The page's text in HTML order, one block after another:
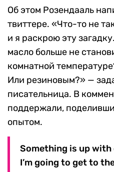
Об этом Розендааль
твиттере. «Что-то не
и я раскрою эту
масло больше не
комнатной
Или резиновым?» —
писательница. В
поддержали,
опытом.
Something is up
I’m going to get to